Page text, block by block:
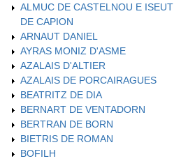
ALMUC DE CASTELNOU E ISEUT
DE CAPION
ARNAUT DANIEL
AYRAS MONIZ D'ASME
AZALAIS D'ALTIER
AZALAIS DE PORCAIRAGUES
BEATRITZ DE DIA
BERNART DE VENTADORN
BERTRAN DE BORN
BIETRIS DE ROMAN
BOFILH